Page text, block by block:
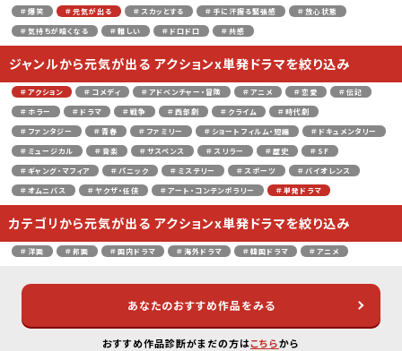
＃爆笑
＃元気が出る ＃スカッとする ＃手に汗握る緊張感
＃放心状態
＃気持ちが暗くなる
＃難しい ＃ドロドロ ＃共感
ジャンルから元気が出る アクションx単発ドラマを絞り込み
＃アクション ＃コメディ ＃アドベンチャー・冒険 ＃アニメ ＃恋愛
＃伝記
＃ホラー
＃ドラマ ＃戦争 ＃西部劇 ＃クライム
＃時代劇
＃ファンタジー
＃青春 ＃ファミリー ＃ショートフィルム・短編
＃ドキュメンタリー
＃ミュージカル
＃音楽 ＃サスペンス ＃スリラー ＃歴史
＃SF
＃ギャング・マフィア
＃パニック ＃ミステリー ＃スポーツ
＃バイオレンス
＃オムニバス
＃ヤクザ・任侠 ＃アート・コンテンポラリー ＃単発ドラマ
カテゴリから元気が出る アクションx単発ドラマを絞り込み
＃洋画 ＃邦画 ＃国内ドラマ ＃海外ドラマ ＃韓国ドラマ ＃アニメ
あなたのおすすめ作品をみる
おすすめ作品診断がまだの方はこちらから